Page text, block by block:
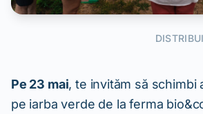
Pe 23 mai, te invităm să schimbi
pe iarba verde de la ferma